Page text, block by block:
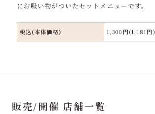
にお吸い物がついたセットメニューです。
税込(本体価格) 1,300円(1,181円)
販売/開催 店舗一覧